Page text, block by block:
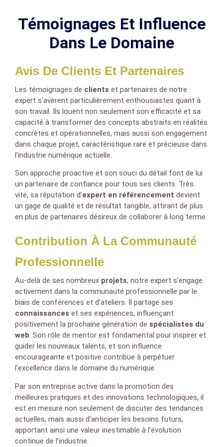
Témoignages Et Influence
Dans Le Domaine
Avis De Clients Et Partenaires
Les témoignages de clients et partenaires de notre
expert s’avèrent particulièrement enthousiastes quant à
son travail. Ils louent non seulement son efficacité et sa
capacité à transformer des concepts abstraits en réalités
concrètes et opérationnelles, mais aussi son engagement
dans chaque projet, caractéristique rare et précieuse dans
l’industrie numérique actuelle.
Son approche proactive et son souci du détail font de lui
un partenaire de confiance pour tous ses clients. Très
vite, sa réputation d’expert en référencement devient
un gage de qualité et de résultat tangible, attirant de plus
en plus de partenaires désireux de collaborer à long terme.
Contribution À La Communauté
Professionnelle
Au-delà de ses nombreux projets, notre expert s’engage
activement dans la communauté professionnelle par le
biais de conférences et d’ateliers. Il partage ses
connaissances et ses expériences, influençant
positivement la prochaine génération de spécialistes du
web. Son rôle de mentor est fondamental pour inspirer et
guider les nouveaux talents, et son influence
encourageante et positive contribue à perpétuer
l’excellence dans le domaine du numérique.
Par son entreprise active dans la promotion des
meilleures pratiques et des innovations technologiques, il
est en mesure non seulement de discuter des tendances
actuelles, mais aussi d’anticiper les besoins futurs,
apportant ainsi une valeur inestimable à l’évolution
continue de l’industrie.